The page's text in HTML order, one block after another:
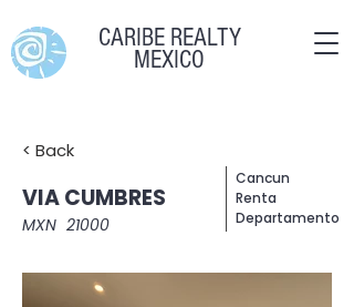
CARIBE REALTY
MEXICO
< Back
VIA CUMBRES
MXN 21000
Cancun
Renta
Departamento